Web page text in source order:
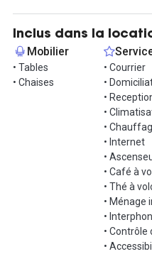
De nombreux services sont
climatisation, chauffage,
Alors n'attendez plus pour
Hub-Grade !
Inclus dans la
Mobilier
• Tables
• Chaises
• Courrier
•
•
•
•
• Internet
•
• Café à
• Thé à
• Ménage
•
• Contrôle
•